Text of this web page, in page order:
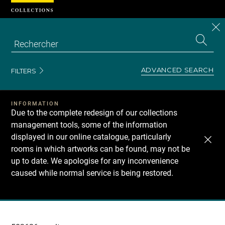
FILTERS ADVANCED SEARCH
INFORMATION
Due to the complete redesign of our collections
management tools, some of the information
displayed in our online catalogue, particularly
rooms in which artworks can be found, may not be
up to date. We apologise for any inconvenience
caused while normal service is being restored.
Recherche
Cookies management panel